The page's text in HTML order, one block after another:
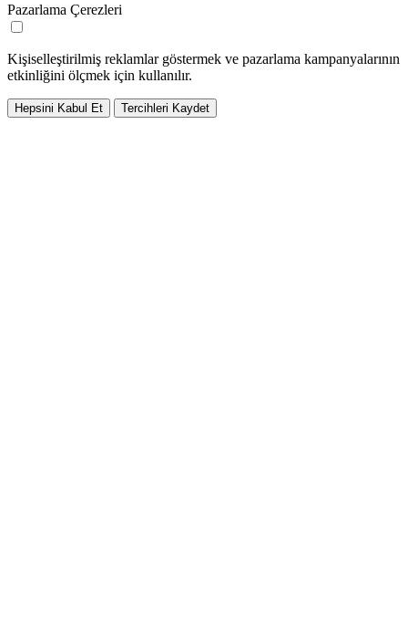
Pazarlama Çerezleri
Kişiselleştirilmiş reklamlar göstermek ve pazarlama kampanyalarının
etkinliğini ölçmek için kullanılır.
Hepsini Kabul Et Tercihleri Kaydet